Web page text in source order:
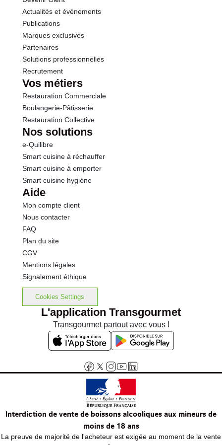
Sel
Actualités et événements
Publications
Marques exclusives
Partenaires
Solutions professionnelles
Recrutement
Vos métiers
Restauration Commerciale
Boulangerie-Pâtisserie
Restauration Collective
Nos solutions
e-Quilibre
Smart cuisine à réchauffer
Smart cuisine à emporter
Smart cuisine hygiène
Aide
Mon compte client
Nous contacter
FAQ
Plan du site
CGV
Mentions légales
Signalement éthique
Cookies Settings
L'application Transgourmet
Transgourmet partout avec vous !
Interdiction de vente de boissons alcooliques aux mineurs de
moins de 18 ans
La preuve de majorité de l'acheteur est exigée au moment de la vente